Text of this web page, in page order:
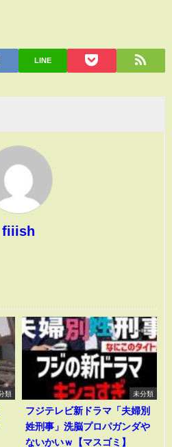
LINE
fiiish
類 未分類
フジテレビ新ドラマ「夫婦別
姓刑事」洗脳プロパガンダや
ないかいｗ【マスゴミ】